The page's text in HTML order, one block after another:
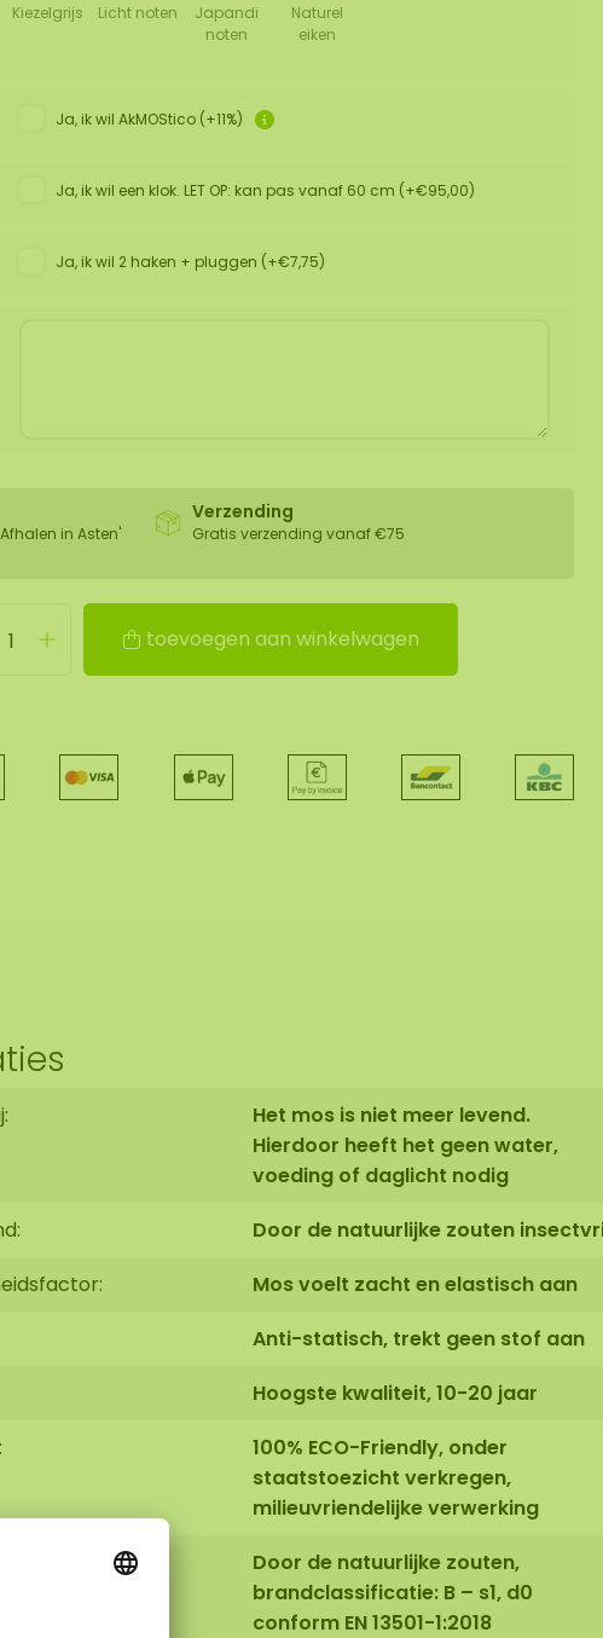
Kiezelgrijs Licht noten
Japandi
noten
Naturel
eiken
Ja, ik wil AkMOStico (+11%)
Ja, ik wil een klok. LET OP: kan pas vanaf 60 cm (+€95,00)
Ja, ik wil 2 haken + pluggen (+€7,75)
in Asten'
Verzending
Gratis verzending vanaf €75
toevoegen aan winkelwagen
Het mos is niet meer levend.
Hierdoor heeft het geen water,
voeding of daglicht nodig
Door de natuurlijke zouten
Mos voelt zacht en elastisch aan
Anti-statisch, trekt geen stof aan
Hoogste kwaliteit, 10-20 jaar
100% ECO-Friendly, onder
staatstoezicht verkregen,
milieuvriendelijke verwerking
Door de natuurlijke zouten,
brandclassificatie: B – s1, d0
conform EN 13501-1:2018